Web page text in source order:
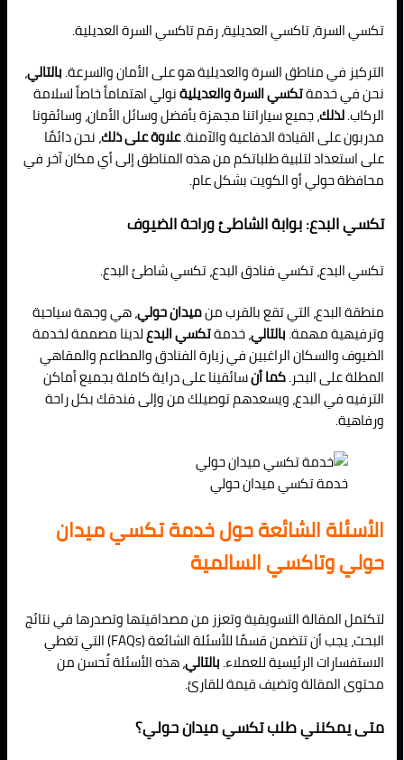
تكسي السرة، تاكسي العديلية، رقم تاكسي السرة العديلية.
التركيز في مناطق السرة والعديلية هو على الأمان والسرعة.بالتالي،
نحن في خدمةتكسي السرة والعديليةنولي اهتماماً خاصاً لسلامة
الركاب.لذلك، جميع سياراتنا مجهزة بأفضل وسائل الأمان، وسائقونا
مدربون على القيادة الدفاعية والآمنة.علاوة على ذلك، نحن دائمًا
على استعداد لتلبية طلباتكم من هذه المناطق إلى أي مكان آخر في
محافظة حولي أو الكويت بشكل عام.
تكسي البدع: بوابة الشاطئ وراحة الضيوف
تكسي البدع، تكسي فنادق البدع، تكسي شاطئ البدع.
منطقة البدع، التي تقع بالقرب منميدان حولي، هي وجهة سياحية
وترفيهية مهمة.بالتالي، خدمةتكسي البدعلدينا مصممة لخدمة
الضيوف والسكان الراغبين في زيارة الفنادق والمطاعم والمقاهي
المطلة على البحر.كما أنسائقينا على دراية كاملة بجميع أماكن
الترفيه في البدع، ويسعدهم توصيلك من وإلى فندقك بكل راحة
ورفاهية.
خدمة تكسي ميدان حولي
الأسئلة الشائعة حول خدمة تكسي ميدان
حولي وتاكسي السالمية
لتكتمل المقالة التسويقية وتعزز من مصداقيتها وتصدرها في نتائج
البحث، يجب أن تتضمن قسمًا للأسئلة الشائعة (FAQs) التي تغطي
الاستفسارات الرئيسية للعملاء.بالتالي، هذه الأسئلة تُحسن من
محتوى المقالة وتضيف قيمة للقارئ.
متى يمكنني طلب تكسي ميدان حولي؟